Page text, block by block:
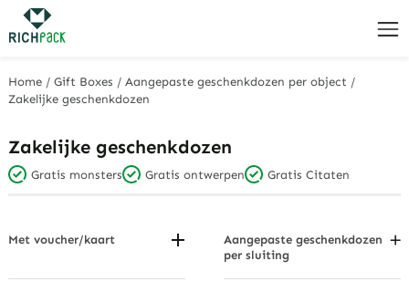
Home /Gift Boxes /Aangepaste geschenkdozen per object /
Zakelijke geschenkdozen
Zakelijke geschenkdozen
Gratis monsters Gratis ontwerpen Gratis Citaten
Met voucher/kaart
(Cadeaubonnendozen/Enveloppen)
Aangepaste geschenkdozen
per sluiting
Lade Geschenkdozen